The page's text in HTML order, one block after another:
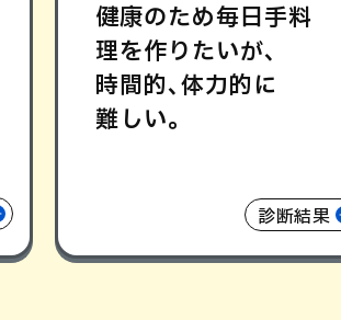
健康のため毎日手料
理を作りたいが､
時間的､体力的に
難しい｡
診断結果